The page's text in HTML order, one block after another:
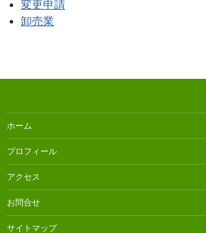
変更申請
卸売業
ホーム
プロフィール
アクセス
お問合せ
サイトマップ